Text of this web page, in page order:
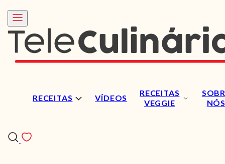
RECEITAS VÍDEOS
RECEITAS
VEGGIE
NÓS